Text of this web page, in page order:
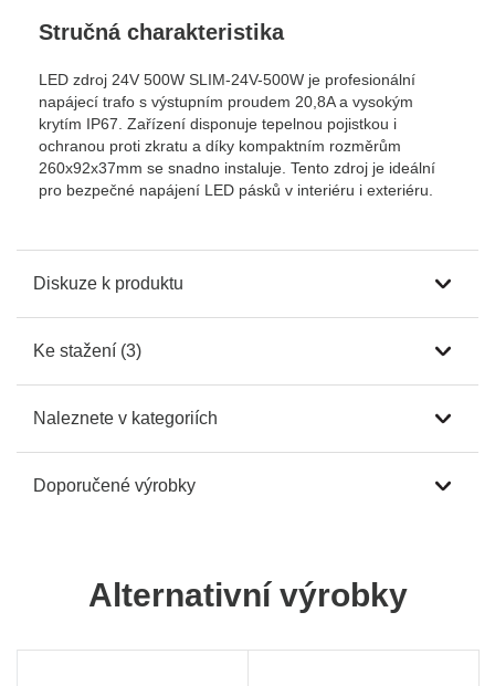
Stručná charakteristika
LED zdroj 24V 500W SLIM-24V-500W je profesionální
napájecí trafo s výstupním proudem 20,8A a vysokým
krytím IP67. Zařízení disponuje tepelnou pojistkou i
ochranou proti zkratu a díky kompaktním rozměrům
260x92x37mm se snadno instaluje. Tento zdroj je ideální
pro bezpečné napájení LED pásků v interiéru i exteriéru.
Diskuze k produktu
Ke stažení (3)
Naleznete v kategoriích
Doporučené výrobky
Alternativní výrobky